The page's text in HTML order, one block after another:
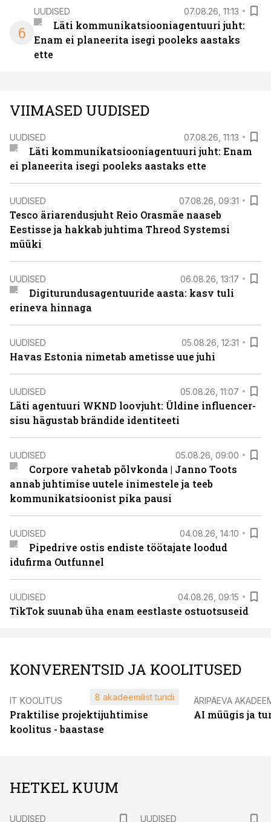
6
UUDISED 07.08.26, 11:13
Läti kommunikatsiooniagentuuri juht:
Enam ei planeerita isegi pooleks aastaks
ette
VIIMASED UUDISED
UUDISED 07.08.26, 11:13
Läti kommunikatsiooniagentuuri juht: Enam
ei planeerita isegi pooleks aastaks ette
UUDISED 07.08.26, 09:31
Tesco äriarendusjuht Reio Orasmäe naaseb
Eestisse ja hakkab juhtima Threod Systemsi
müüki
UUDISED 06.08.26, 13:17
Digiturundusagentuuride aasta: kasv tuli
erineva hinnaga
UUDISED 05.08.26, 12:31
Havas Estonia nimetab ametisse uue juhi
UUDISED 05.08.26, 11:07
Läti agentuuri WKND loovjuht: Üldine influencer-
sisu hägustab brändide identiteeti
UUDISED 05.08.26, 09:00
Corpore vahetab põlvkonda | Janno Toots
annab juhtimise uutele inimestele ja teeb
kommunikatsioonist pika pausi
UUDISED 04.08.26, 14:10
Pipedrive ostis endiste töötajate loodud
idufirma Outfunnel
UUDISED 04.08.26, 09:15
TikTok suunab üha enam eestlaste ostuotsuseid
KONVERENTSID JA KOOLITUSED
IT KOOLITUS
Praktilise projektijuhtimise
koolitus - baastase
8 akadeemilist tundi ÄRIPÄEVA
AI müügis ja
HETKEL KUUM
UUDISED UUDISED